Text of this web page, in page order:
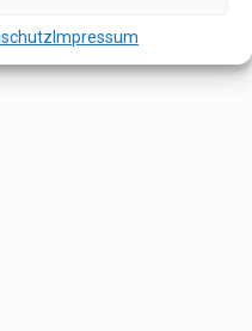
Impressum